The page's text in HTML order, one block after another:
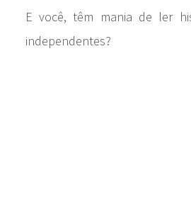
E você, têm mania de ler
independentes?